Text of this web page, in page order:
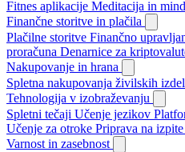
Fitnes aplikacije Meditacija in
Finančne storitve in plačila
Plačilne storitve Finančno
proračuna Denarnice za
Nakupovanje in hrana
Spletna nakupovanja živilskih
Tehnologija v izobraževanju
Spletni tečaji Učenje jezikov
Učenje za otroke Priprava na izpite
Varnost in zasebnost